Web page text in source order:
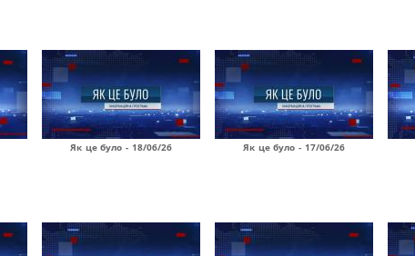
Як це було - 18/06/26 Як це було - 17/06/26